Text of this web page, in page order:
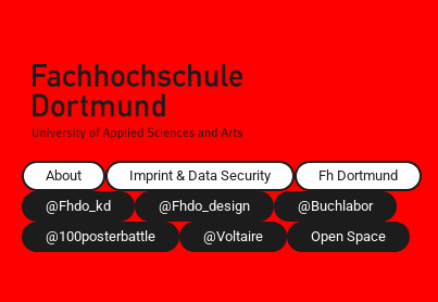
About Imprint & Data Security
Fh Dortmund
@fhdo_kd
@fhdo_design
@buchlabor
@100posterbattle
@voltaire Open Space